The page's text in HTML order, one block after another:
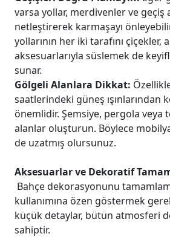
varsa yollar, merdivenler ve geçiş
netleştirerek karmaşayı
yollarının her iki tarafını çiçekler,
aksesuarlarıyla süslemek de
sunar.
Gölgeli Alanlara Dikkat:
saatlerindeki güneş ışınlarından
önemlidir. Şemsiye, pergola veya
alanlar oluşturun. Böylece
de uzatmış olursunuz.
Aksesuarlar ve Dekoratif
Bahçe dekorasyonunu
kullanımına özen göstermek
küçük detaylar, bütün atmosferi
sahiptir.